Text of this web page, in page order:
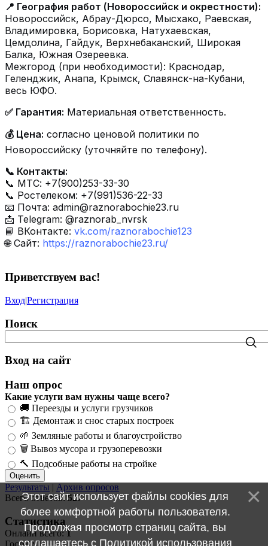
📍 География работ (Новороссийск и окрестности):
Новороссийск, Абрау-Дюрсо, Мысхако, Раевская,
Владимировка, Борисовка, Натухаевская,
Цемдолина, Гайдук, Верхнебаканский, Широкая
Балка, Южная Озереевка.
Межгород (при необходимости): Краснодар,
Геленджик, Анапа, Крымск, Славянск-на-Кубани,
весь ЮФО.
✅ Гарантия: Материальная ответственность.
💰 Цена: согласно ценовой политики по
Новороссийску (уточняйте по телефону).
📞 Контакты:
📞 МТС: +7(900)253-33-30
📞 Ростелеком: +7(991)536-22-33
📧 Почта: admin@raznorabochie23.ru
📩 Telegram: @raznorab_nvrsk
📘 ВКонтакте: vk.com/raznorabochie123
🌐 Сайт: https://raznorabochie23.ru/
Приветствуем вас!
Вход|Регистрация
Поиск
Вход на сайт
Наш опрос
Какие услуги вам нужны чаще всего?
🚚 Переезды и услуги грузчиков
🏗️ Демонтаж и снос старых построек
🌱 Земляные работы и благоустройство
🗑️ Вывоз мусора и грузоперевозки
🔨 Подсобные работы на стройке
Результаты | Архив опросов
Всего ответов:527
Статистика
Онлайн всего:1
Гостей:1
Этот сайт использует файлы cookies для
более комфортной работы пользователя.
Продолжая просмотр страниц сайта, вы
соглашаетесь с Политикой использования